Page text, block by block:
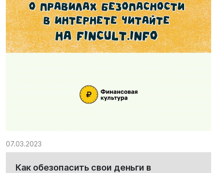
07.03.2023
Как обезопасить свои деньги в